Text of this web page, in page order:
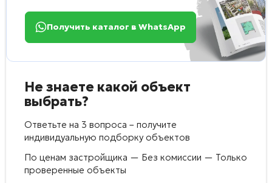
Получить каталог в WhatsApp
Не знаете какой объект
выбрать?
Ответьте на 3 вопроса – получите
индивидуальную подборку объектов
По ценам застройщика — Без комиссии — Только
проверенные объекты